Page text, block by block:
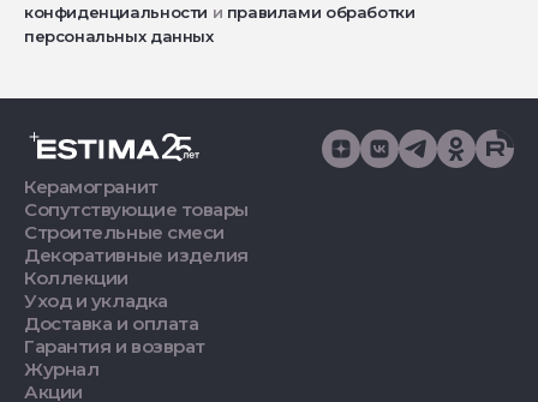
конфиденциальности и правилами обработки
персональных данных
Керамогранит
Сопутствующие товары
Строительные смеси
Декоративные изделия
Коллекции
Уход и укладка
Доставка и оплата
Гарантия и возврат
Журнал
Акции